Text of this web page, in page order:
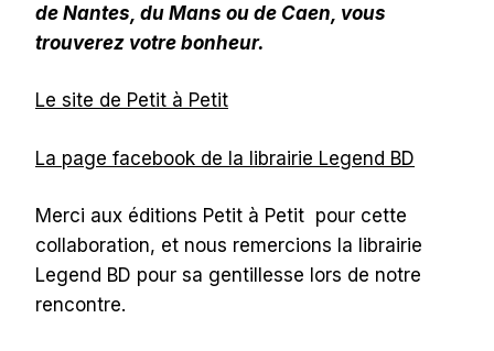
de Nantes, du Mans ou de Caen, vous
trouverez votre bonheur.
Le site de Petit à Petit
La page facebook de la librairie Legend BD
Merci aux éditions Petit à Petit pour cette
collaboration, et nous remercions la librairie
Legend BD pour sa gentillesse lors de notre
rencontre.